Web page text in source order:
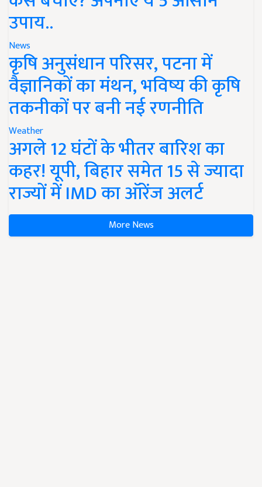
उपाय..
News
कृषि अनुसंधान परिसर, पटना में
वैज्ञानिकों का मंथन, भविष्य की कृषि
तकनीकों पर बनी नई रणनीति
Weather
अगले 12 घंटों के भीतर बारिश का
कहर! यूपी, बिहार समेत 15 से ज्यादा
राज्यों में IMD का ऑरेंज अलर्ट
More News